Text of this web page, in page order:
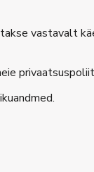
vastavalt